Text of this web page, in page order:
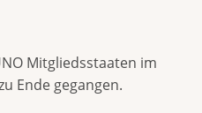
Mitgliedsstaaten im
Ende gegangen.